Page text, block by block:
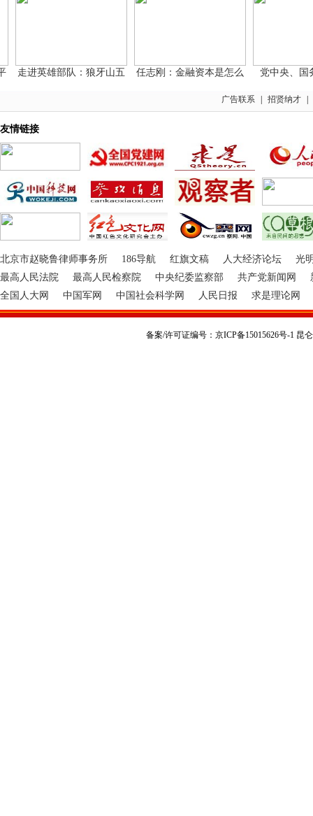
走进英雄部队：狼牙山五 任志刚：金融资本是怎么 党中央、国务
广告联系 招贤纳才
友情链接
北京市赵晓鲁律师事务所 186导航 红旗文稿 人大经济论坛
光
最高人民法院
最高人民检察院 中央纪委监察部 共产党新闻网
全国人大网
中国军网 中国社会科学网 人民日报 求是理论网
备案/许可证编号：京ICP备15015626号-1 昆